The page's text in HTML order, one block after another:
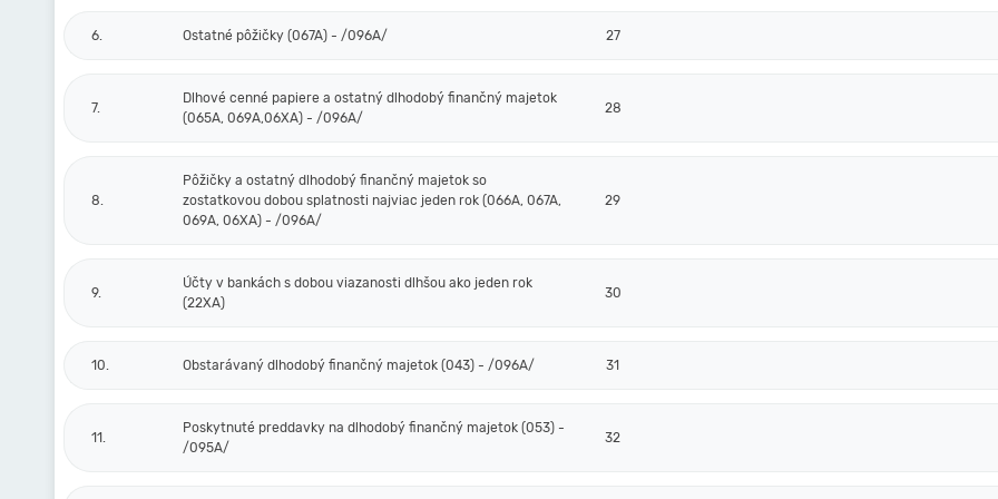
6. Ostatné pôžičky (067A) - /096A/ 27
7.
Dlhové cenné papiere a ostatný dlhodobý finančný majetok
(065A, 069A,06XA) - /096A/
28
8.
Pôžičky a ostatný dlhodobý finančný majetok so
zostatkovou dobou splatnosti najviac jeden rok (066A, 067A,
069A, 06XA) - /096A/
29
9.
Účty v bankách s dobou viazanosti dlhšou ako jeden rok
(22XA)
30
10. Obstarávaný dlhodobý finančný majetok (043) - /096A/ 31
11.
Poskytnuté preddavky na dlhodobý finančný majetok (053) -
/095A/
32